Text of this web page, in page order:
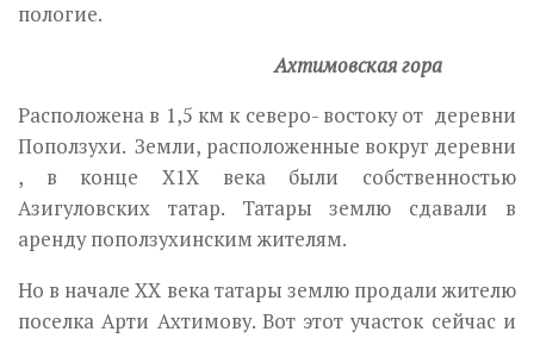
пологие.
Ахтимовская гора
Расположена в 1,5 км к северо- востоку от деревни
Поползухи. Земли, расположенные вокруг деревни
, в конце Х1Х века были собственностью
Азигуловских татар. Татары землю сдавали в
аренду поползухинским жителям.
Но в начале ХХ века татары землю продали жителю
поселка Арти Ахтимову. Вот этот участок сейчас и